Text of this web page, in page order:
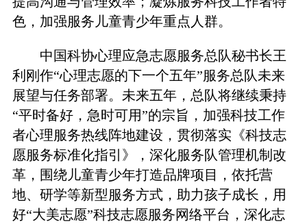
色，加强服务儿童青少年重点人群。
中国科协心理应急志愿服务总队秘书长王
利刚作“心理志愿的下一个五年”服务总队未来
展望与任务部署。未来五年，总队将继续秉持
“平时备好，急时可用”的宗旨，加强科技工作
者心理服务热线阵地建设，贯彻落实《科技志
愿服务标准化指引》，深化服务队管理机制改
革，围绕儿童青少年打造品牌项目，依托营
地、研学等新型服务方式，助力孩子成长，用
好“大美志愿”科技志愿服务网络平台，深化志